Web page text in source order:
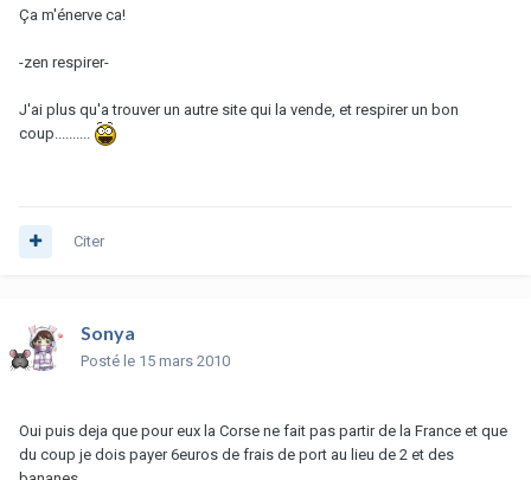
Ça m'énerve ca!
-zen respirer-
J'ai plus qu'a trouver un autre site qui la vende, et respirer un bon
coup..........
Citer
Sonya
Posté le 15 mars 2010
Oui puis deja que pour eux la Corse ne fait pas partir de la France et que
du coup je dois payer 6euros de frais de port au lieu de 2 et des